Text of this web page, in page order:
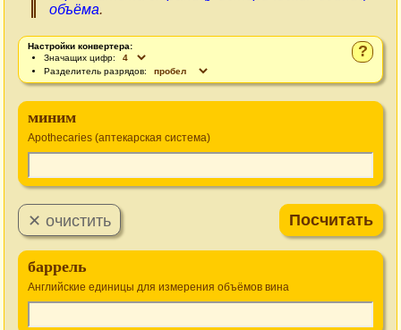
объёма.
?
Настройки конвертера:
Значащих цифр:
Разделитель разрядов:
миним
Apothecaries (аптекарская система)
баррель
Английские единицы для измерения объёмов вина